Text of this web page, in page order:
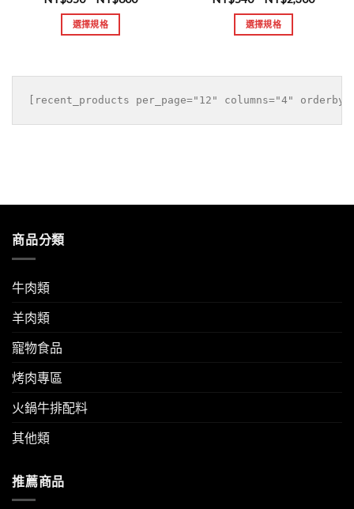
選擇規格 選擇規格
商品分類
牛肉類
羊肉類
寵物食品
烤肉專區
火鍋牛排配料
其他類
推薦商品